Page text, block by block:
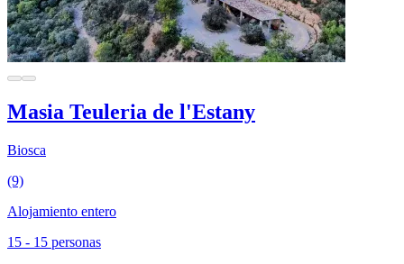
Masia Teuleria de l'Estany
Biosca
(9)
Alojamiento entero
15 - 15 personas